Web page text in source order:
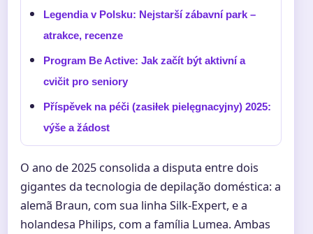
Legendia v Polsku: Nejstarší zábavní park –
atrakce, recenze
Program Be Active: Jak začít být aktivní a
cvičit pro seniory
Příspěvek na péči (zasiłek pielęgnacyjny) 2025:
výše a žádost
O ano de 2025 consolida a disputa entre dois
gigantes da tecnologia de depilação doméstica: a
alemã Braun, com sua linha Silk-Expert, e a
holandesa Philips, com a família Lumea. Ambas